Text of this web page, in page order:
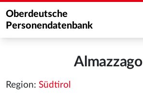
Oberdeutsche
Personendatenbank
Almazzago
Region: Südtirol